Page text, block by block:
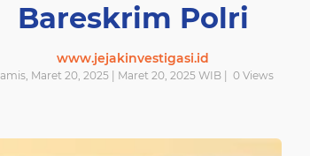
Bareskrim Polri
www.jejakinvestigasi.id
Maret 20, 2025 | Maret 20, 2025 WIB | 0 Views